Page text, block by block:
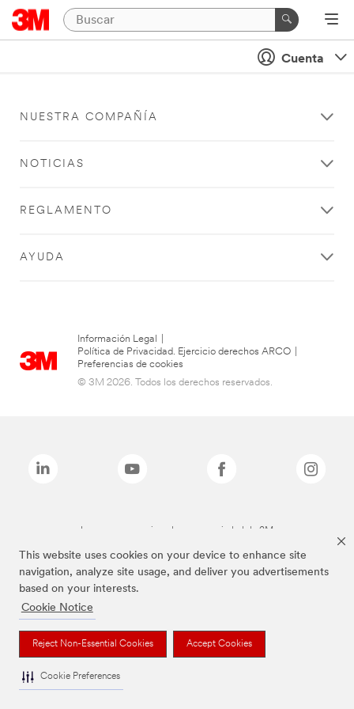
This website uses cookies on your device to enhance site
navigation, analyze site usage, and deliver you advertisements
based on your interests.
Cookie Notice
Reject Non-Essential Cookies Accept Cookies
Cookie Preferences
Cuenta
NUESTRA COMPAÑÍA
NOTICIAS
REGLAMENTO
AYUDA
Información Legal
Política de Privacidad. Ejercicio derechos ARCO
Preferencias de cookies
© 3M 2026. Todos los derechos reservados.
Las marcas mencionadas son propiedad de 3M